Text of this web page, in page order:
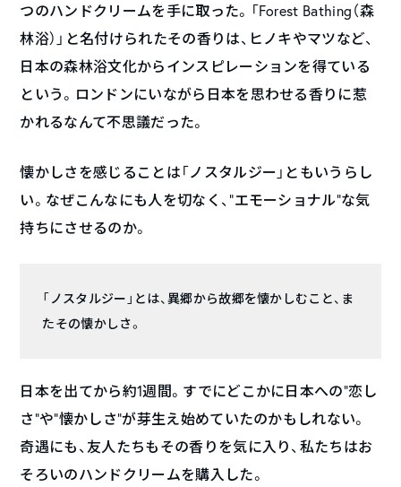
つのハンドクリームを手に取った。「Forest Bathing（森
林浴）」と名付けられたその香りは、ヒノキやマツなど、
日本の森林浴文化からインスピレーションを得ている
という。ロンドンにいながら日本を思わせる香りに惹
かれるなんて不思議だった。
懐かしさを感じることは「ノスタルジー」ともいうらし
い。なぜこんなにも人を切なく、”エモーショナル”な気
持ちにさせるのか。
「ノスタルジー」とは、異郷から故郷を懐かしむこと、ま
たその懐かしさ。
日本を出てから約1週間。すでにどこかに日本への”恋し
さ”や“懐かしさ”が芽生え始めていたのかもしれない。
奇遇にも、友人たちもその香りを気に入り、私たちはお
そろいのハンドクリームを購入した。